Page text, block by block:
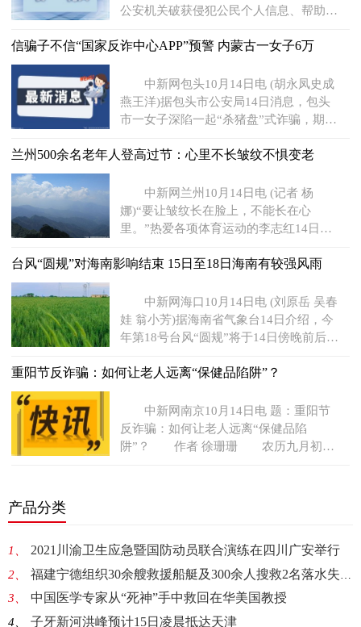
公安机关破获侵犯公民个人信息、帮助信
信骗子不信“国家反诈中心APP”预警 内蒙古一女子6万
中新网包头10月14日电 (胡永凤史成
燕王洋)据包头市公安局14日消息，包头
市一女子深陷一起“杀猪盘”式诈骗，期
兰州500余名老年人登高过节：心里不长皱纹不惧变老
中新网兰州10月14日电 (记者 杨
娜)“要让皱纹长在脸上，不能长在心
里。”热爱各项体育运动的李志红14日和
台风“圆规”对海南影响结束 15日至18日海南有较强风雨
中新网海口10月14日电 (刘原岳 吴春
娃 翁小芳)据海南省气象台14日介绍，今
年第18号台风“圆规”将于14日傍晚前后在
重阳节反诈骗：如何让老人远离“保健品陷阱”？
中新网南京10月14日电 题：重阳节
反诈骗：如何让老人远离“保健品陷
阱”？ 作者 徐珊珊 农历九月初九
产品分类
1、 2021川渝卫生应急暨国防动员联合演练在四川广安举行
2、 福建宁德组织30余艘救援船艇及300余人搜救2名落水失踪学生
3、 中国医学专家从“死神”手中救回在华美国教授
4、 子牙新河洪峰预计15日凌晨抵达天津